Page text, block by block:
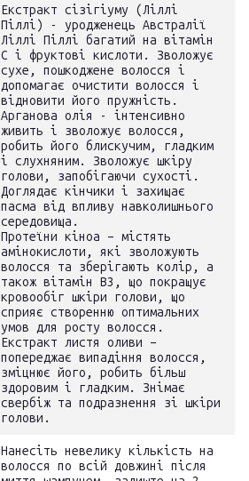
Екстракт сізігіуму (Ліллі
Піллі) - уродженець Австралії
Ліллі Піллі багатий на вітамін
С і фруктові кислоти. Зволожує
сухе, пошкоджене волосся і
допомагає очистити волосся і
відновити його пружність.
Арганова олія - інтенсивно
живить і зволожує волосся,
робить його блискучим, гладким
і слухняним. Зволожує шкіру
голови, запобігаючи сухості.
Доглядає кінчики і захищає
пасма від впливу навколишнього
середовища.
Протеїни кіноа – містять
амінокислоти, які зволожують
волосся та зберігають колір, а
також вітамін B3, що покращує
кровообіг шкіри голови, що
сприяє створенню оптимальних
умов для росту волосся.
Екстракт листя оливи –
попереджає випадіння волосся,
зміцнює його, робить більш
здоровим і гладким. Знімає
свербіж та подразнення зі шкіри
голови.
Нанесіть невелику кількість на
волосся по всій довжині після